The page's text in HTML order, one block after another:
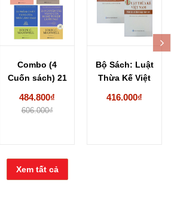
Combo (4
Cuốn sách) 21
484.800₫
606.000₫
Bộ Sách: Luật
Thừa Kế Việt
416.000₫
Xem tất cả